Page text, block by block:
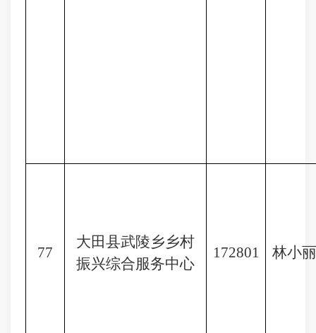
77
大田县武陵乡乡村
振兴综合服务中心
172801 林小丽